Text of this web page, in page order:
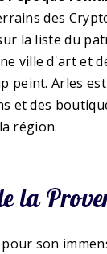
des
la liste du
ville d'art et
peint. Arles
et des
région.
la
son